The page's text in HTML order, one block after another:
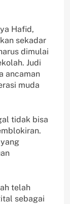
Hafid,
sekadar
dimulai
Judi
ancaman
muda
tidak bisa
telah
sebagai